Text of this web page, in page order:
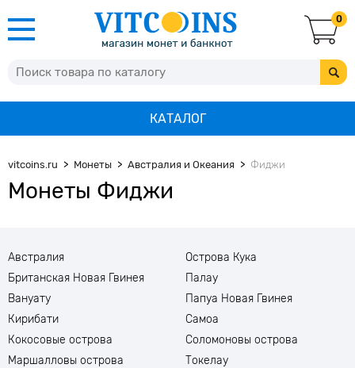
0
КАТАЛОГ
vitcoins.ru Монеты Австралия и Океания Фиджи
Монеты Фиджи
Австралия
Британская Новая Гвинея
Вануату
Кирибати
Кокосовые острова
Маршалловы острова
Острова Кука
Палау
Папуа Новая Гвинея
Самоа
Соломоновы острова
Токелау